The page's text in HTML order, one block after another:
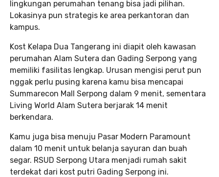
lingkungan perumahan tenang bisa jadi pilihan.
Lokasinya pun strategis ke area perkantoran dan
kampus.
Kost Kelapa Dua Tangerang ini diapit oleh kawasan
perumahan Alam Sutera dan Gading Serpong yang
memiliki fasilitas lengkap. Urusan mengisi perut pun
nggak perlu pusing karena kamu bisa mencapai
Summarecon Mall Serpong dalam 9 menit, sementara
Living World Alam Sutera berjarak 14 menit
berkendara.
Kamu juga bisa menuju Pasar Modern Paramount
dalam 10 menit untuk belanja sayuran dan buah
segar. RSUD Serpong Utara menjadi rumah sakit
terdekat dari kost putri Gading Serpong ini.